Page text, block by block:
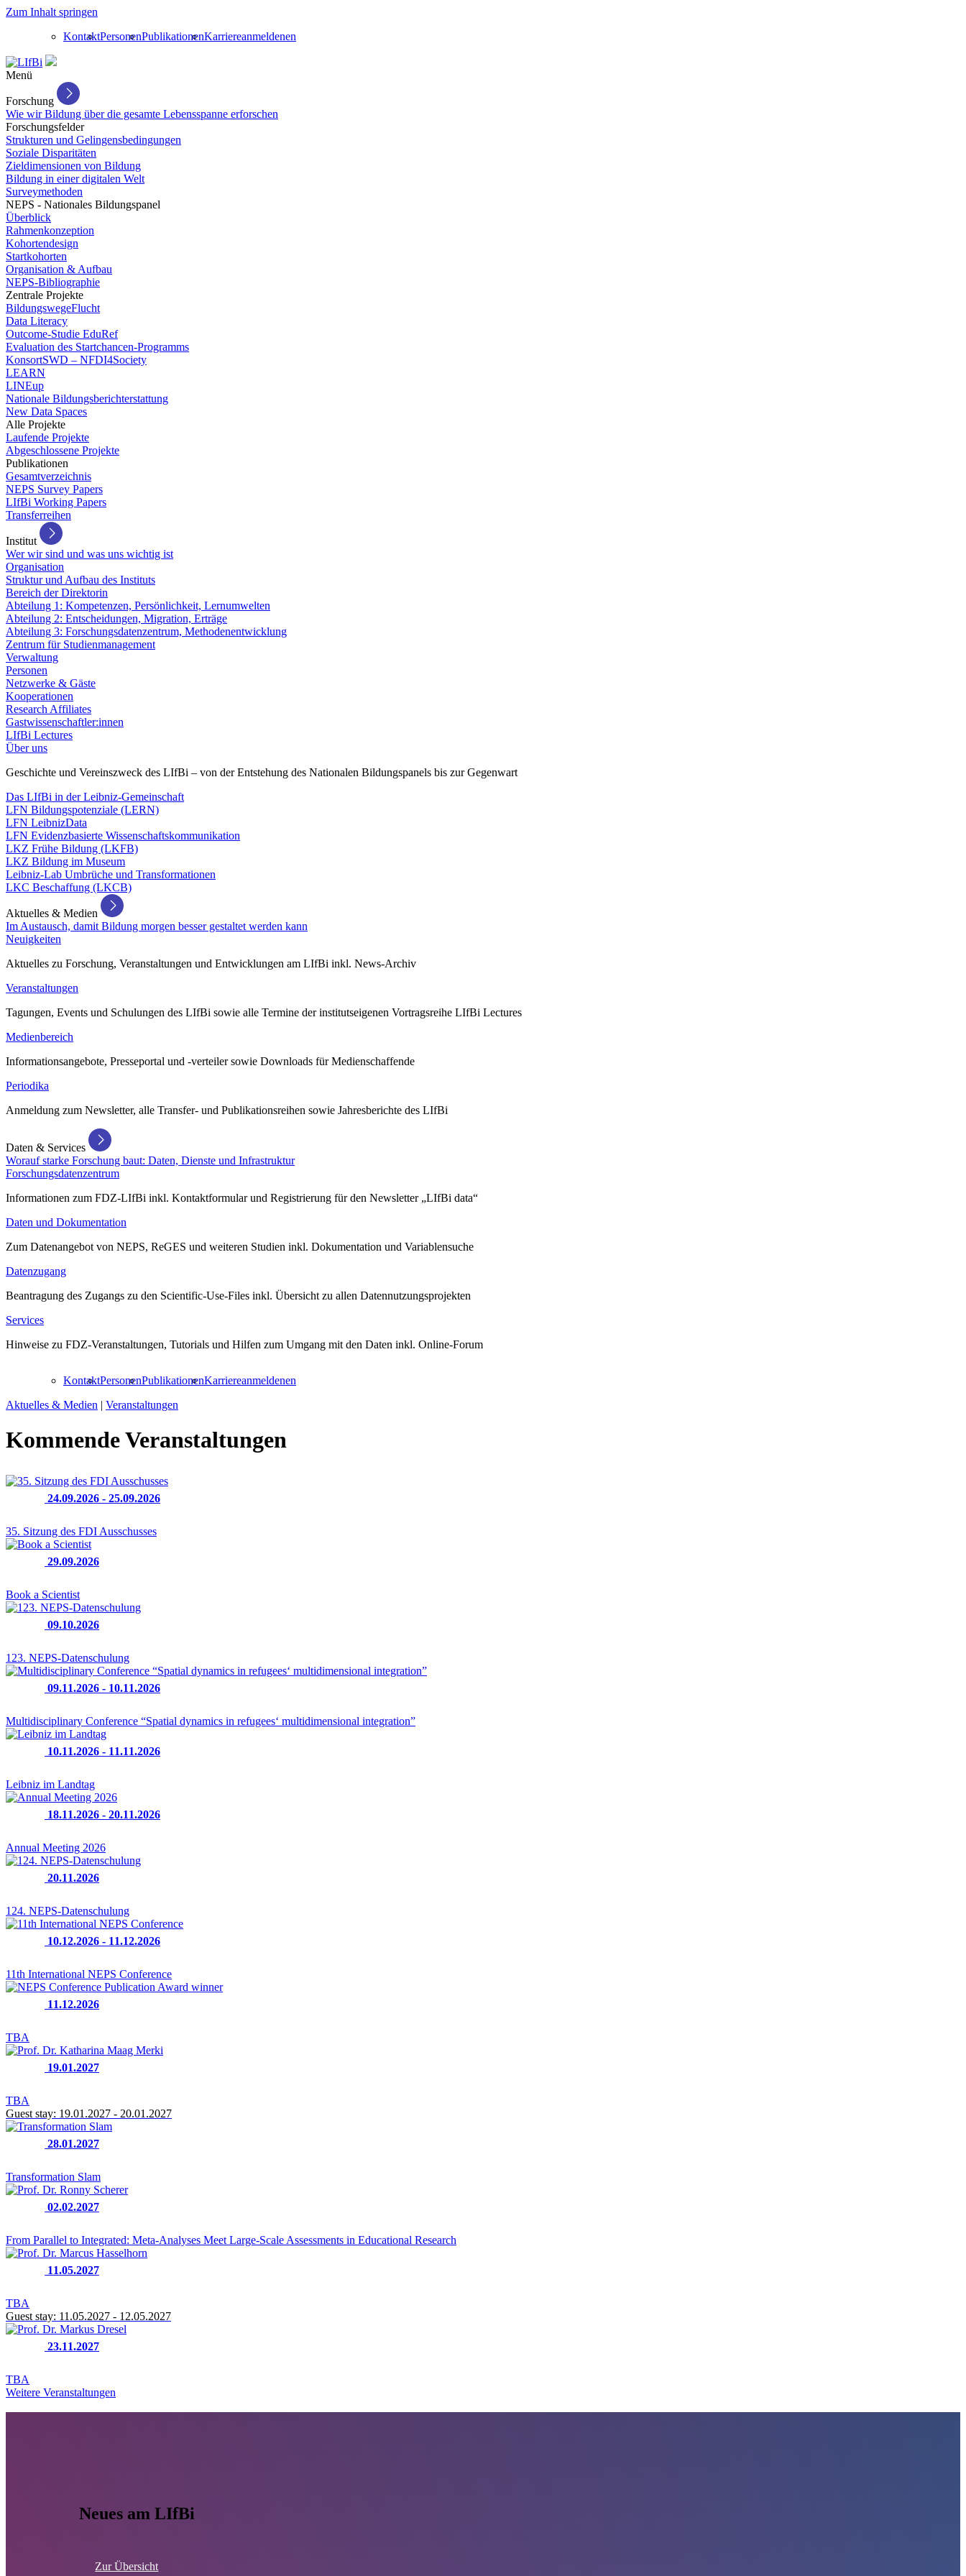
Zum Inhalt springen
KontaktPersonenPublikationenKarriereanmeldenen
Menü
Forschung
Wie wir Bildung über die gesamte Lebensspanne erforschen
Forschungsfelder
Strukturen und Gelingensbedingungen
Soziale Disparitäten
Zieldimensionen von Bildung
Bildung in einer digitalen Welt
Surveymethoden
NEPS - Nationales Bildungspanel
Überblick
Rahmenkonzeption
Kohortendesign
Startkohorten
Organisation & Aufbau
NEPS-Bibliographie
Zentrale Projekte
BildungswegeFlucht
Data Literacy
Outcome-Studie EduRef
Evaluation des Startchancen-Programms
KonsortSWD – NFDI4Society
LEARN
LINEup
Nationale Bildungsberichterstattung
New Data Spaces
Alle Projekte
Laufende Projekte
Abgeschlossene Projekte
Publikationen
Gesamtverzeichnis
NEPS Survey Papers
LIfBi Working Papers
Transferreihen
Institut
Wer wir sind und was uns wichtig ist
Organisation
Struktur und Aufbau des Instituts
Bereich der Direktorin
Abteilung 1: Kompetenzen, Persönlichkeit, Lernumwelten
Abteilung 2: Entscheidungen, Migration, Erträge
Abteilung 3: Forschungsdatenzentrum, Methodenentwicklung
Zentrum für Studienmanagement
Verwaltung
Personen
Netzwerke & Gäste
Kooperationen
Research Affiliates
Gastwissenschaftler:innen
LIfBi Lectures
Über uns
Geschichte und Vereinszweck des LIfBi – von der Entstehung des Nationalen Bildungspanels bis zur Gegenwart
Das LIfBi in der Leibniz-Gemeinschaft
LFN Bildungspotenziale (LERN)
LFN LeibnizData
LFN Evidenzbasierte Wissenschaftskommunikation
LKZ Frühe Bildung (LKFB)
LKZ Bildung im Museum
Leibniz-Lab Umbrüche und Transformationen
LKC Beschaffung (LKCB)
Aktuelles & Medien
Im Austausch, damit Bildung morgen besser gestaltet werden kann
Neuigkeiten
Aktuelles zu Forschung, Veranstaltungen und Entwicklungen am LIfBi inkl. News-Archiv
Veranstaltungen
Tagungen, Events und Schulungen des LIfBi sowie alle Termine der institutseigenen Vortragsreihe LIfBi Lectures
Medienbereich
Informationsangebote, Presseportal und -verteiler sowie Downloads für Medienschaffende
Periodika
Anmeldung zum Newsletter, alle Transfer- und Publikationsreihen sowie Jahresberichte des LIfBi
Daten & Services
Worauf starke Forschung baut: Daten, Dienste und Infrastruktur
Forschungsdatenzentrum
Informationen zum FDZ-LIfBi inkl. Kontaktformular und Registrierung für den Newsletter „LIfBi data“
Daten und Dokumentation
Zum Datenangebot von NEPS, ReGES und weiteren Studien inkl. Dokumentation und Variablensuche
Datenzugang
Beantragung des Zugangs zu den Scientific-Use-Files inkl. Übersicht zu allen Datennutzungsprojekten
Services
Hinweise zu FDZ-Veranstaltungen, Tutorials und Hilfen zum Umgang mit den Daten inkl. Online-Forum
KontaktPersonenPublikationenKarriereanmeldenen
Aktuelles & Medien | Veranstaltungen
Kommende Veranstaltungen
24.09.2026 - 25.09.2026
35. Sitzung des FDI Ausschusses
29.09.2026
Book a Scientist
09.10.2026
123. NEPS-Datenschulung
09.11.2026 - 10.11.2026
Multidisciplinary Conference “Spatial dynamics in refugees‘ multidimensional integration”
10.11.2026 - 11.11.2026
Leibniz im Landtag
18.11.2026 - 20.11.2026
Annual Meeting 2026
20.11.2026
124. NEPS-Datenschulung
10.12.2026 - 11.12.2026
11th International NEPS Conference
11.12.2026
TBA
19.01.2027
TBA
Guest stay: 19.01.2027 - 20.01.2027
28.01.2027
Transformation Slam
02.02.2027
From Parallel to Integrated: Meta-Analyses Meet Large-Scale Assessments in Educational Research
11.05.2027
TBA
Guest stay: 11.05.2027 - 12.05.2027
23.11.2027
TBA
Weitere Veranstaltungen
Neues am LIfBi
Zur Übersicht